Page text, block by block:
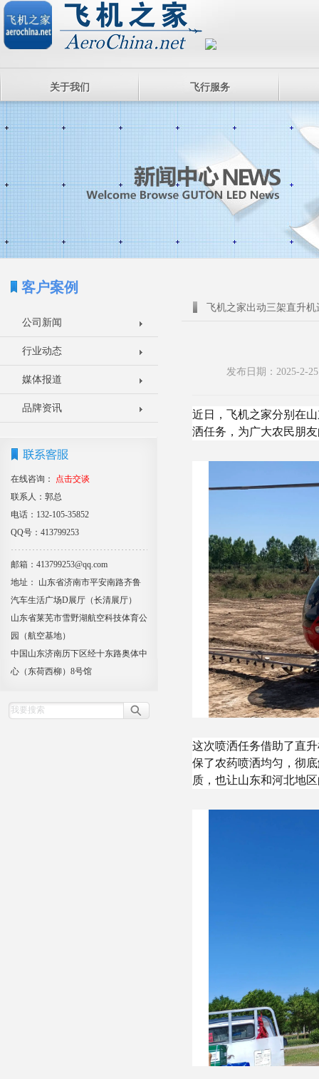
关于我们 飞行服务
客户案例
公司新闻
行业动态
媒体报道
品牌资讯
在线咨询：
点击交谈
联系人：郭总
电话：132-105-35852
QQ号：413799253
邮箱：413799253@qq.com
地址： 山东省济南市平安南路齐鲁
汽车生活广场D展厅（长清展厅）
山东省莱芜市雪野湖航空科技体育公
园（航空基地）
中国山东济南历下区经十东路奥体中
心（东荷西柳）8号馆
飞机之家出动三架直升
发布日期：2025-2-
近日，飞机之家分别在
洒任务，为广大农民朋
这次喷洒任务借助了直
保了农药喷洒均匀，彻
质，也让山东和河北地